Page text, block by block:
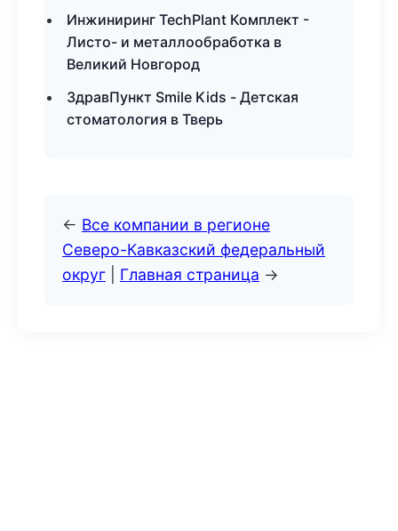
Инжиниринг TechPlant Комплект -
Листо- и металлообработка в
Великий Новгород
ЗдравПункт Smile Kids - Детская
стоматология в Тверь
← Все компании в регионе
Северо-Кавказский федеральный
округ
Главная страница →